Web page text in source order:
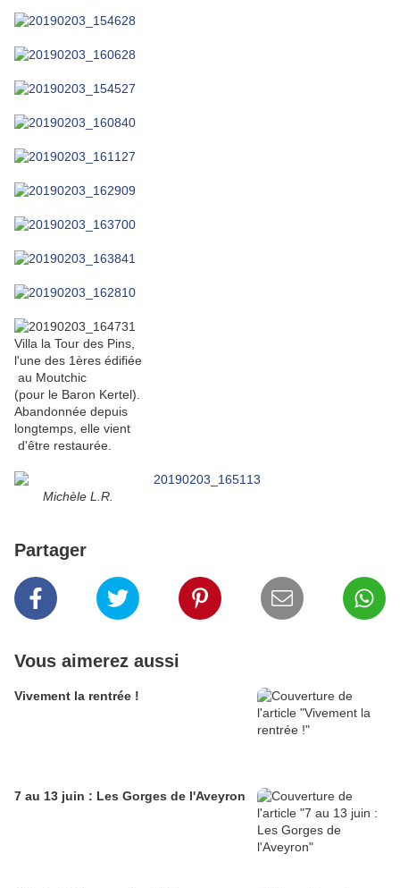
Villa la Tour des Pins,
l'une des 1ères édifiée
au Moutchic
(pour le Baron Kertel).
Abandonnée depuis
longtemps, elle vient
d'être restaurée.
Michèle L.R.
Partager
Vous aimerez aussi
Vivement la rentrée !
7 au 13 juin : Les Gorges de l'Aveyron